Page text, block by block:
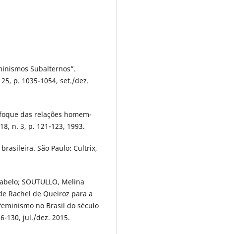
Subalternos”.
p. 1035-1054, set./dez.
das relações homem-
n. 3, p. 121-123, 1993.
São Paulo: Cultrix,
SOUTULLO, Melina
Rachel de Queiroz para a
no Brasil do século
130, jul./dez. 2015.